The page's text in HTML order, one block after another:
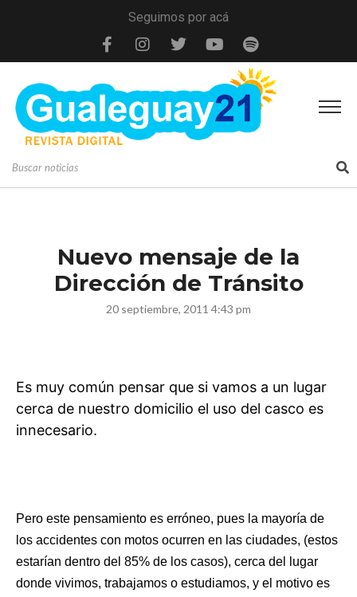
Seguimos por acá
Nuevo mensaje de la
Dirección de Tránsito
20 septiembre, 2011 4:43 pm
Es muy común pensar que si vamos a un lugar
cerca de nuestro domicilio el uso del casco es
innecesario.
Pero este pensamiento es erróneo, pues la mayoría de
los accidentes con motos ocurren en las ciudades, (estos
estarían dentro del 85% de los casos), cerca del lugar
donde vivimos, trabajamos o estudiamos, y el motivo es